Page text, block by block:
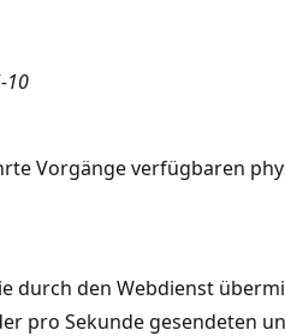
10
Vorgänge verfügbaren
durch den Webdienst
pro Sekunde gesendeten